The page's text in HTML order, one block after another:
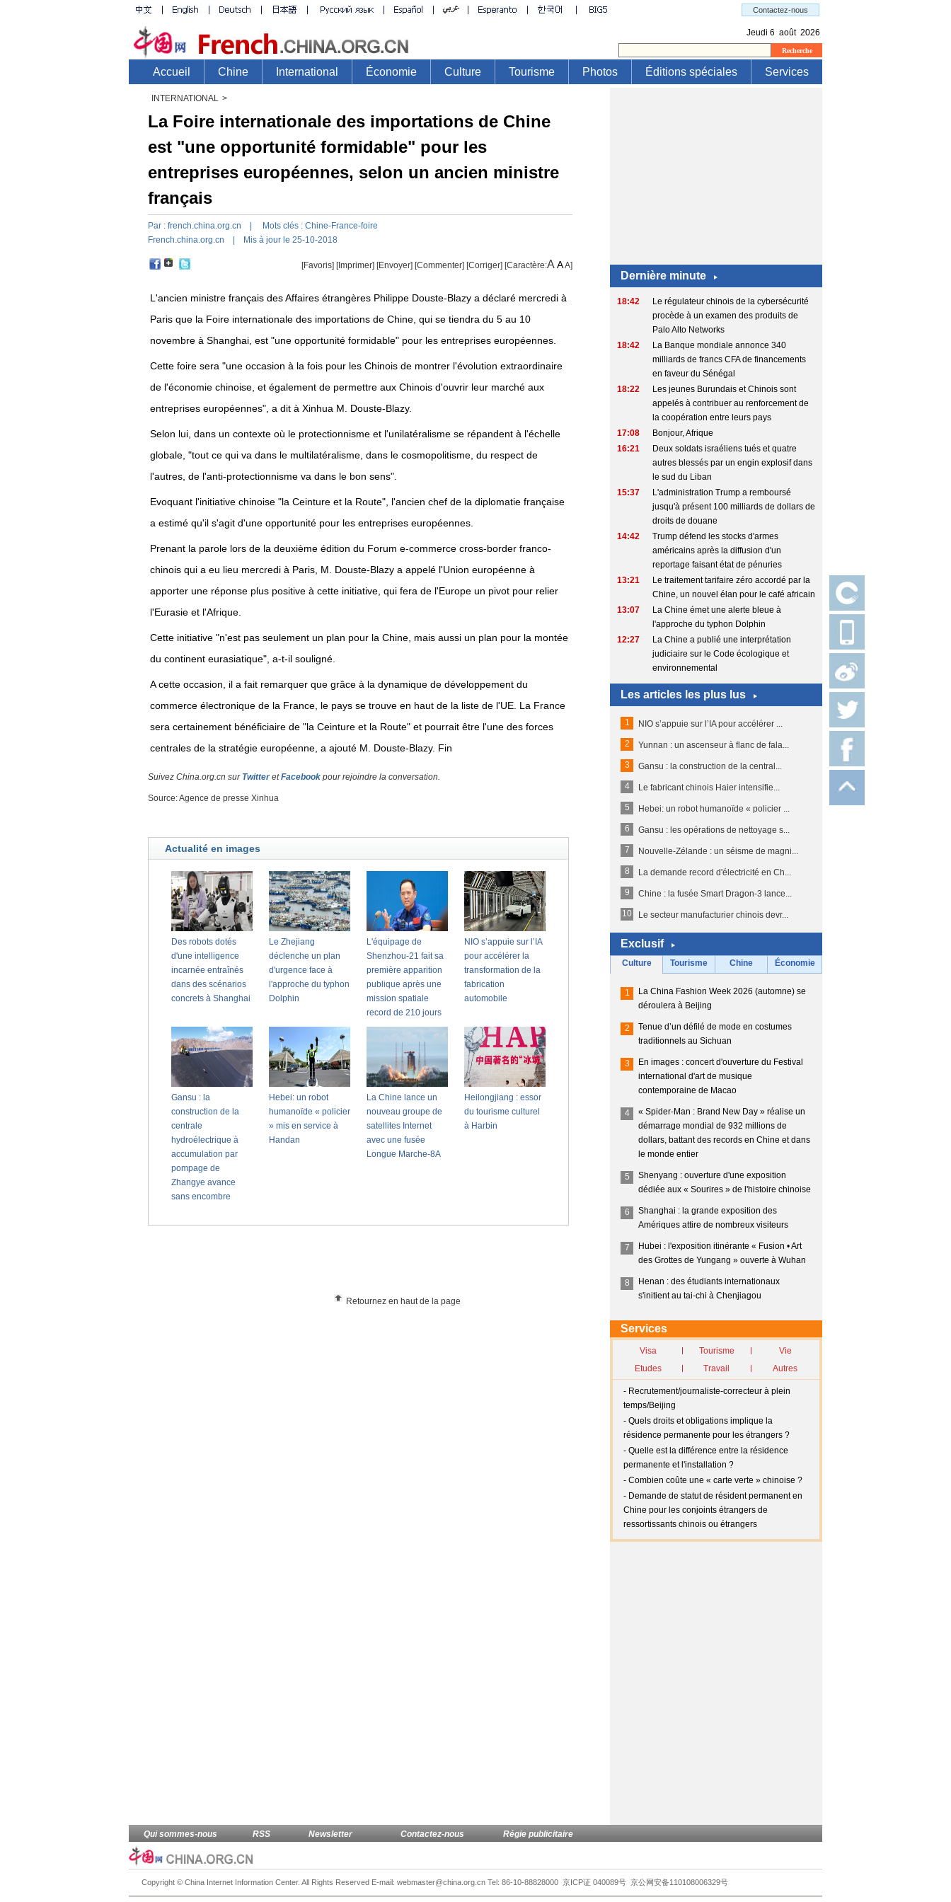
INTERNATIONAL >
La Foire internationale des importations de Chine
est "une opportunité formidable" pour les
entreprises européennes, selon un ancien ministre
français
Par : french.china.org.cn | Mots clés : Chine-France-foire
French.china.org.cn | Mis à jour le 25-10-2018
[Favoris] [Imprimer] [Envoyer] [Commenter] [Corriger] [Caractère:A AA]
L'ancien ministre français des Affaires étrangères Philippe Douste-Blazy a déclaré mercredi à
Paris que la Foire internationale des importations de Chine, qui se tiendra du 5 au 10
novembre à Shanghai, est "une opportunité formidable" pour les entreprises européennes.
Cette foire sera "une occasion à la fois pour les Chinois de montrer l'évolution extraordinaire
de l'économie chinoise, et également de permettre aux Chinois d'ouvrir leur marché aux
entreprises européennes", a dit à Xinhua M. Douste-Blazy.
Selon lui, dans un contexte où le protectionnisme et l'unilatéralisme se répandent à l'échelle
globale, "tout ce qui va dans le multilatéralisme, dans le cosmopolitisme, du respect de
l'autres, de l'anti-protectionnisme va dans le bon sens".
Evoquant l'initiative chinoise "la Ceinture et la Route", l'ancien chef de la diplomatie française
a estimé qu'il s'agit d'une opportunité pour les entreprises européennes.
Prenant la parole lors de la deuxième édition du Forum e-commerce cross-border franco-
chinois qui a eu lieu mercredi à Paris, M. Douste-Blazy a appelé l'Union européenne à
apporter une réponse plus positive à cette initiative, qui fera de l'Europe un pivot pour relier
l'Eurasie et l'Afrique.
Cette initiative "n'est pas seulement un plan pour la Chine, mais aussi un plan pour la montée
du continent eurasiatique", a-t-il souligné.
A cette occasion, il a fait remarquer que grâce à la dynamique de développement du
commerce électronique de la France, le pays se trouve en haut de la liste de l'UE. La France
sera certainement bénéficiaire de "la Ceinture et la Route" et pourrait être l'une des forces
centrales de la stratégie européenne, a ajouté M. Douste-Blazy. Fin
Suivez China.org.cn sur TwitteretFacebook pour rejoindre la conversation.
Source: Agence de presse Xinhua
Retournez en haut de la page